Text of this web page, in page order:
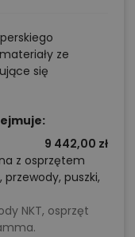
ze
się
9 442,00 zł
z osprzętem
puszki,
NKT, osprzęt